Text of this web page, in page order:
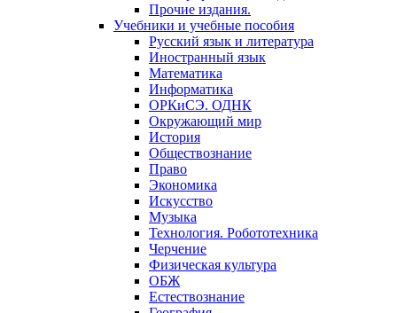
Прочие издания.
Учебники и учебные пособия
Русский язык и литература
Иностранный язык
Математика
Информатика
ОРКиСЭ. ОДНК
Окружающий мир
История
Обществознание
Право
Экономика
Искусство
Музыка
Технология. Робототехника
Черчение
Физическая культура
ОБЖ
Естествознание